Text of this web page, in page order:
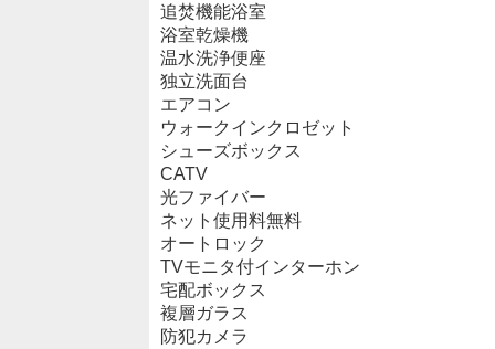
追焚機能浴室
浴室乾燥機
温水洗浄便座
独立洗面台
エアコン
ウォークインクロゼット
シューズボックス
CATV
光ファイバー
ネット使用料無料
オートロック
TVモニタ付インターホン
宅配ボックス
複層ガラス
防犯カメラ